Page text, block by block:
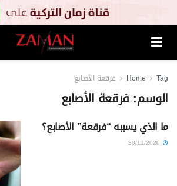
Home Tag فرقعة الأصابع
الوسم: فرقعة الأصابع
ما الذي يسببه “فرقعة” الأصابع؟